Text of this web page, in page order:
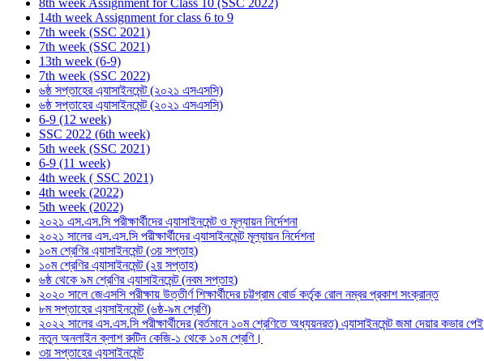
8th week Assignment for Class 10 (SSC 2022)
14th week Assignment for class 6 to 9
7th week (SSC 2021)
7th week (SSC 2021)
13th week (6-9)
7th week (SSC 2022)
৬ষ্ঠ সপ্তাহের এ্যাসাইনমেন্ট (২০২১ এসএসসি)
৬ষ্ঠ সপ্তাহের এ্যাসাইনমেন্ট (২০২১ এসএসসি)
6-9 (12 week)
SSC 2022 (6th week)
5th week (SSC 2021)
6-9 (11 week)
4th week ( SSC 2021)
4th week (2022)
5th week (2022)
২০২১ এস.এস.সি পরীক্ষার্থীদের এ্যাসাইনমেন্ট ও মূল্যায়ন নির্দেশনা
২০২১ সালের এস.এস.সি পরীক্ষার্থীদের এ্যাসাইনমেন্ট মূল্যায়ন নির্দেশনা
১০ম শ্রেণির এ্যাসাইনমেন্ট (৩য় সপ্তাহ)
১০ম শ্রেণির এ্যাসাইনমেন্ট (২য় সপ্তাহ)
৬ষ্ঠ থেকে ৯ম শ্রেণির এ্যাসাইনমেন্ট (নবম সপ্তাহ)
২০২০ সালে জেএসসি পরীক্ষায় উত্তীর্ণ শিক্ষার্থীদের চট্টগ্রাম বোর্ড কর্তৃক রোল নম্বর প্রকাশ সংক্রান্ত
৮ম সপ্তাহের এ্যসাইনমেন্ট (৬ষ্ঠ-৯ম শ্রেণি)
২০২২ সালের এস.এস.সি পরীক্ষার্থীদের (বর্তমানে ১০ম শ্রেণিতে অধ্যয়নরত) এ্যাসাইনমেন্ট জমা দেয়ার কভার পেই
নতুন অনলাইন ক্লাশ রুটিন কেজি-১ থেকে ১০ম শ্রেণি।
৩য় সপ্তাহের এ্যসাইনমেন্ট